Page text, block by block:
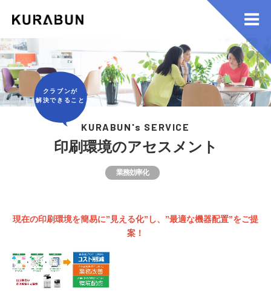
KURABUN's SERVICE
クラブンが
解決できること
印刷環境のアセスメント
業務効率化
現在の印刷環境を簡易に”見える化”し、”最適な機器配置”をご提
案！